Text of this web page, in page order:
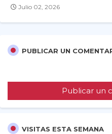
Julio 02, 2026
PUBLICAR UN
Publicar un
VISITAS ESTA SEMANA